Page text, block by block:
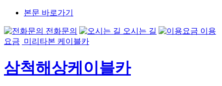
본문 바로가기
전화문의 오시는 길
이용
요금 미리타본 케이블카
삼척해상케이블카